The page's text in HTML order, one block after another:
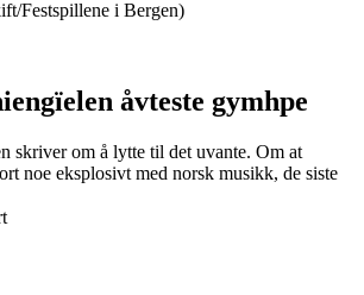
Festspillene i Bergen)
åvteste gymhpe